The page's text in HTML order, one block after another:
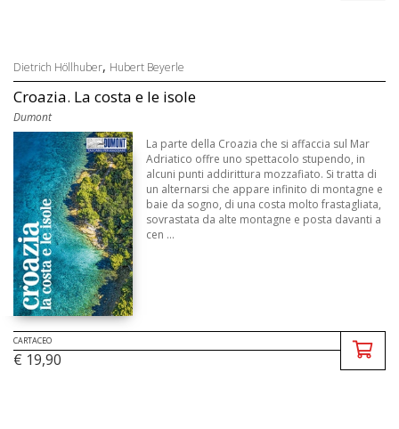
Dietrich Höllhuber, Hubert Beyerle
Croazia. La costa e le isole
Dumont
La parte della Croazia che si affaccia sul Mar
Adriatico offre uno spettacolo stupendo, in
alcuni punti addirittura mozzafiato. Si tratta di
un alternarsi che appare infinito di montagne e
baie da sogno, di una costa molto frastagliata,
sovrastata da alte montagne e posta davanti a
cen ...
CARTACEO
€ 19,90